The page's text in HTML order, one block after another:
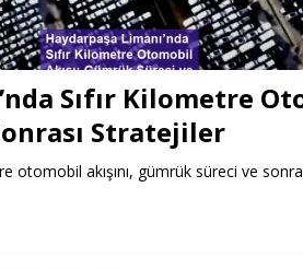
Sıfır Kilometre
Stratejiler
otomobil akışını, gümrük süreci ve